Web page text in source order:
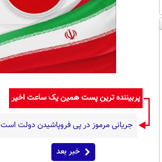
پربیننده ترین پست همین یک ساعت اخیر
جریانی مرموز در پی فروپاشیدن دولت است
خبر بعد